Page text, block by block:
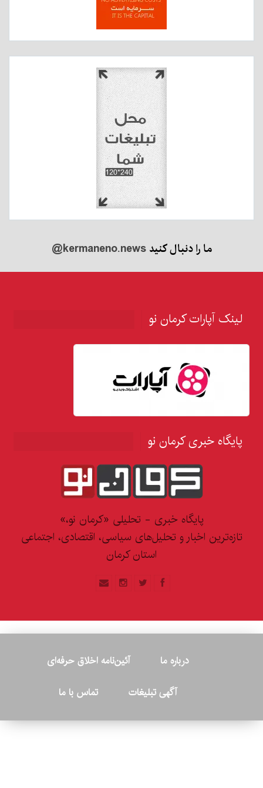
ما را دنبال کنید@kermaneno.news
لینک آپارات کرمان نو
پایگاه خبری کرمان نو
پایگاه خبری - تحلیلی «کرمان نو،»
تازه‌ترین اخبار و تحلیل‌های سیاسی، اقتصادی، اجتماعی
استان کرمان
درباره ما
آئین‌نامه اخلاق حرفه‌ای
آگهی تبلیغات
تماس با ما